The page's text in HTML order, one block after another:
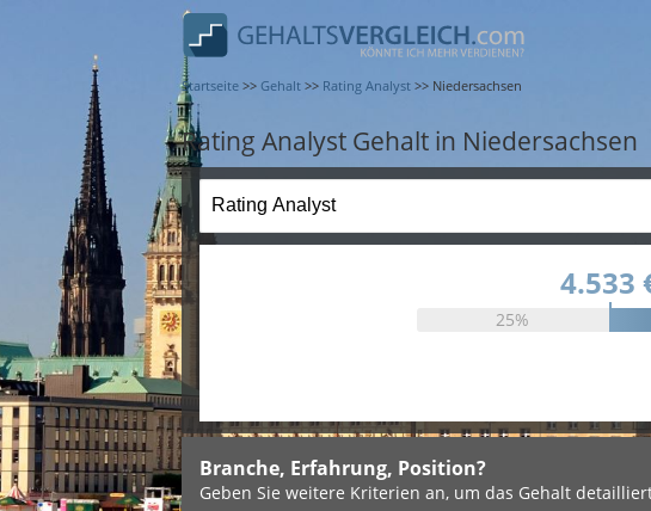
Startseite >> Gehalt >> Rating Analyst >> Niedersachsen
Rating Analyst Gehalt in Niedersachsen
4.533
25%
Branche, Erfahrung, Position?
Geben Sie weitere Kriterien an, um das Gehalt